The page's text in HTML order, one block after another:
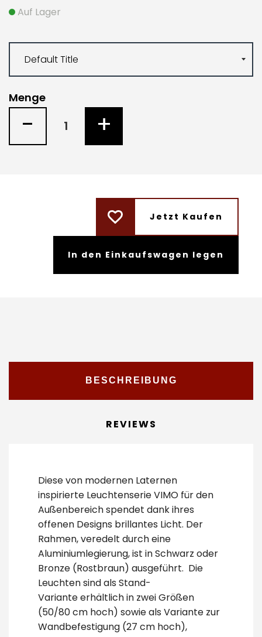
Auf Lager
Menge
- +
Jetzt Kaufen
In den Einkaufswagen legen
BESCHREIBUNG
REVIEWS
Diese von modernen Laternen
inspirierte Leuchtenserie VIMO für den
Außenbereich spendet dank ihres
offenen Designs brillantes Licht. Der
Rahmen, veredelt durch eine
Aluminiumlegierung, ist in Schwarz oder
Bronze (Rostbraun) ausgeführt. Die
Leuchten sind als Stand-
Variante erhältlich in zwei Größen
(50/80 cm hoch) sowie als Variante zur
Wandbefestigung (27 cm hoch),